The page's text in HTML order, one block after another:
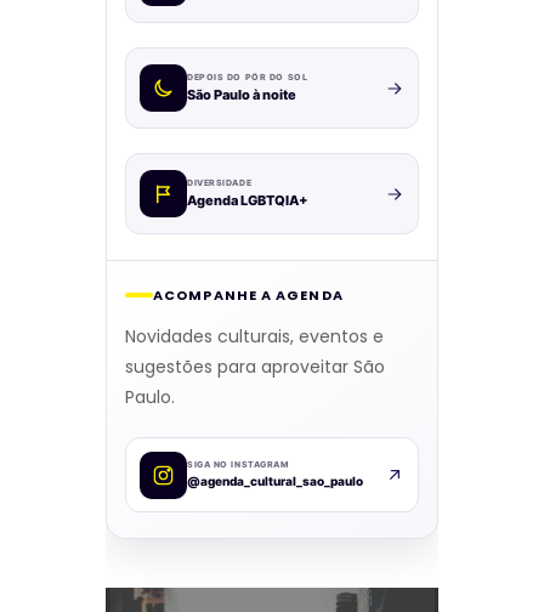
DEPOIS DO PÔR DO SOL
São Paulo à noite
DIVERSIDADE
Agenda LGBTQIA+
ACOMPANHE A AGENDA
Novidades culturais, eventos e
sugestões para aproveitar São
Paulo.
SIGA NO INSTAGRAM
@agenda_cultural_sao_paulo